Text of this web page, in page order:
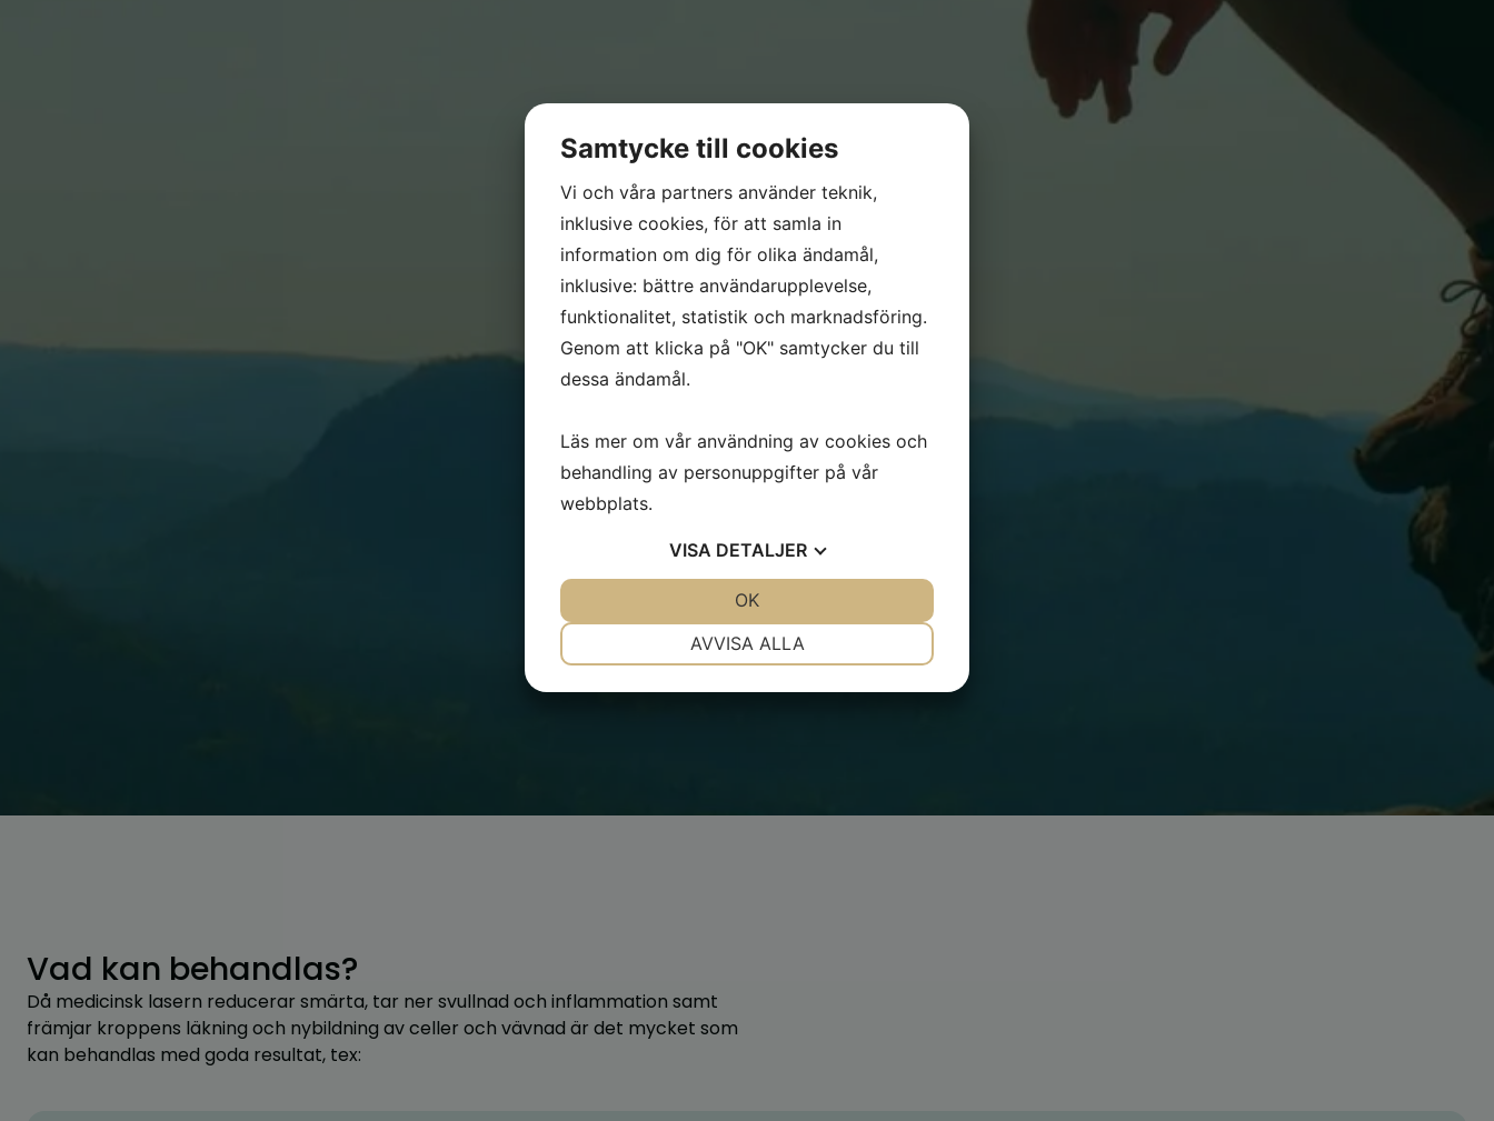
Vad kan behandlas?
Då medicinsk lasern reducerar smärta, tar ner svullnad och inflammation samt
främjar kroppens läkning och nybildning av celler och vävnad är det mycket som
kan behandlas med goda resultat, tex:
Samtycke till cookies
Vi och våra partners använder teknik,
inklusive cookies, för att samla in
information om dig för olika ändamål,
inklusive: bättre användarupplevelse,
funktionalitet, statistik och marknadsföring.
Genom att klicka på "OK" samtycker du till
dessa ändamål.
Läs mer om vår användning av cookies och
behandling av personuppgifter på vår
webbplats.
VISA DETALJER
AVVISA ALLA
OK